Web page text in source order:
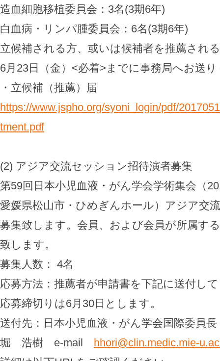
造血細胞移植委員会：3名(3期6年)
白血病・リンパ腫委員会：6名(3期6年)
立候補される方、或いは候補者を推薦され
6月23日（金）<必着>までに事務局へお送
・立候補（推薦）届
https://www.jspho.org/syoni_login/pdf/
tment.pdf
(2) アジア交流セッション招待演者募集
第59回日本小児血液・がん学会学術集会（
愛媛県松山市・ひめぎんホール）アジア交
募集致します。会員、および会員が所属す
致します。
募集人数： 4名
応募方法：推薦者が申請書を下記に送付し
応募締切りは6月30日とします。
送付先：日本小児血液・がん学会国際委員長
堀 浩樹 e-mail hhori@clin.medic.mie-